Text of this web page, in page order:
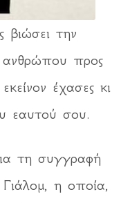
βιώσει την
ανθρώπου προς
έχασες κι
εαυτού σου.
τη συγγραφή
η οποία,